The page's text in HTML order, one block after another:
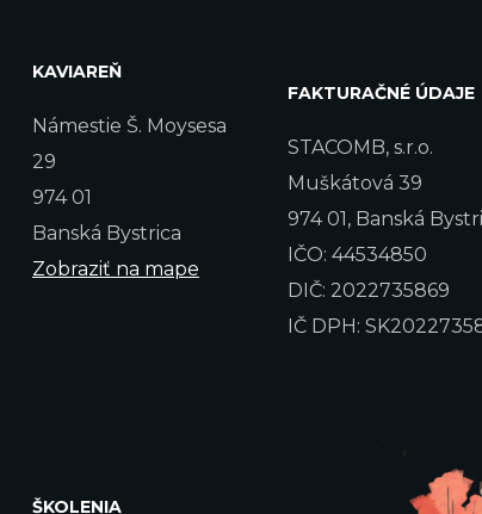
KAVIAREŇ
Námestie Š. Moysesa
29
974 01
Banská Bystrica
Zobraziť na mape
FAKTURAČNÉ ÚDAJE
STACOMB, s.r.o.
Muškátová 39
974 01, Banská
IČO: 44534850
DIČ: 2022735869
IČ DPH:
ŠKOLENIA